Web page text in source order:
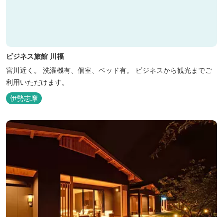
ビジネス旅館 川福
宮川近く。 洗濯機有、個室、ベッド有。 ビジネスから観光までご
利用いただけます。
伊勢志摩